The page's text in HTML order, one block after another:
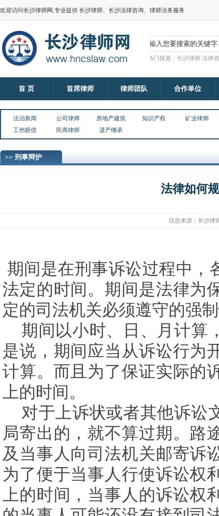
欢迎访问长沙律师网,专业提供 长沙律师、长沙法律咨询、律师法务服务
热门搜索：长沙律师 法律
首 页 首席律师 律师团队 合作单位
法治新闻 公司律师 房地产建筑 知识产权
矿业律师
工伤赔偿
民商律师 遗产继承
>> 刑事辩护
法律如何
信息来源： 长沙律
期间是在刑事诉讼过程中，
法定的时间。期间是法律为
定的司法机关必须遵守的强
期间以小时、日、月计算
是说，期间应当从诉讼行为
计算。而且为了保证实际的
上的时间。
对于上诉状或者其他诉讼
局寄出的，就不算过期。路
及当事人向司法机关邮寄诉
为了便于当事人行使诉讼权
上的时间，当事人的诉讼